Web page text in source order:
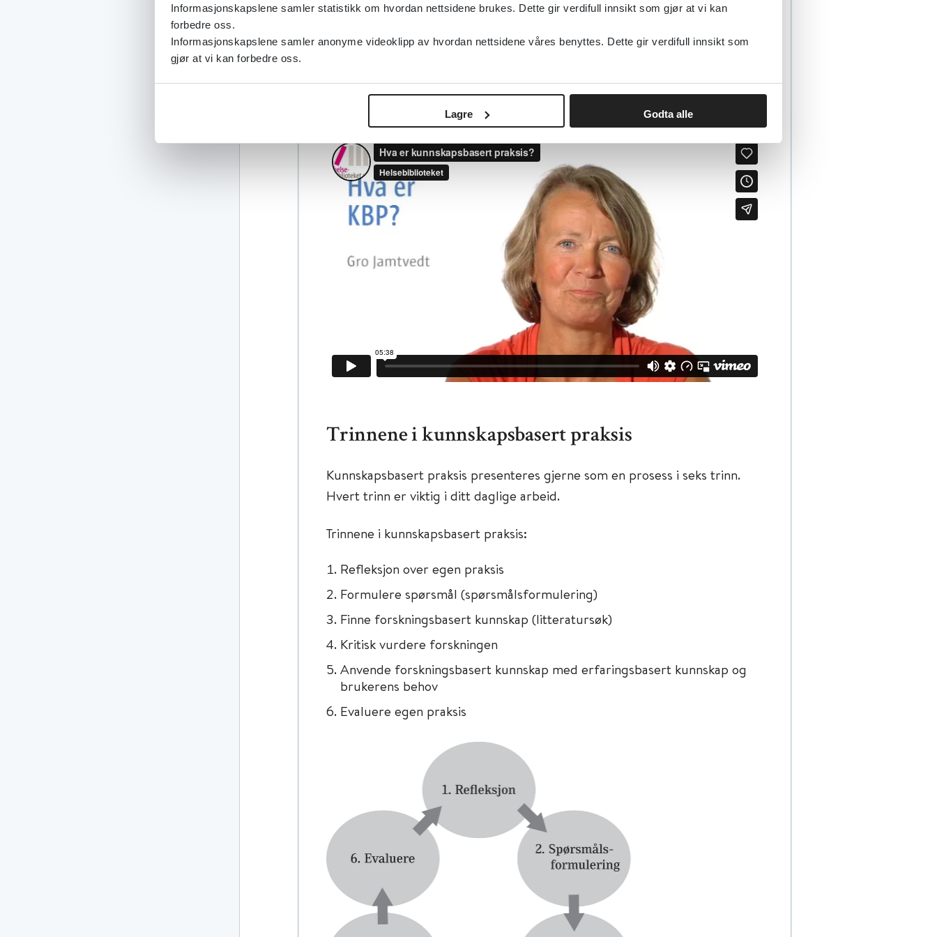
Informasjonskapslene samler statistikk om hvordan nettsidene brukes. Dette gir verdifull innsikt som gjør at vi kan
forbedre oss.
Informasjonskapslene samler anonyme videoklipp av hvordan nettsidene våres benyttes. Dette gir verdifull innsikt som
gjør at vi kan forbedre oss.
Lagre Godta alle
beste tilgjengelige kunnskapen og kritisk vurdere denne.
kunnskapsbasert praksis (KBP). Gro underviser i KBP og har skrevet
lærebøker om emnet (5:23 min):
Trinnene i kunnskapsbasert praksis
Kunnskapsbasert praksis presenteres gjerne som en prosess i seks trinn.
Hvert trinn er viktig i ditt daglige arbeid.
Trinnene i kunnskapsbasert praksis:
Refleksjon over egen praksis
Formulere spørsmål (spørsmålsformulering)
Finne forskningsbasert kunnskap (litteratursøk)
Kritisk vurdere forskningen
Anvende forskningsbasert kunnskap med erfaringsbasert kunnskap og
brukerens behov
Evaluere egen praksis